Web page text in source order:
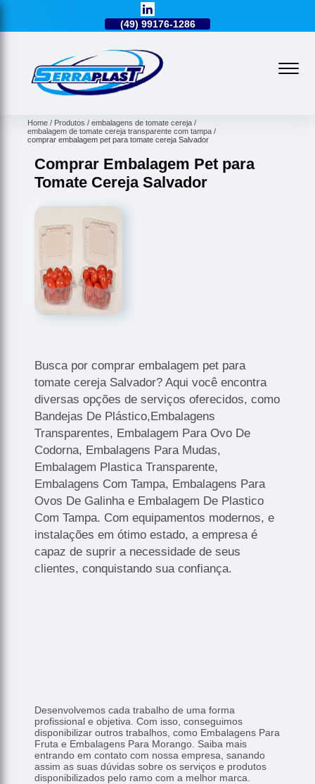
(49) 99176-1286
Home Produtos
embalagens de tomate cereja
embalagem de tomate cereja transparente com tampa
comprar embalagem pet para tomate cereja Salvador
Comprar Embalagem Pet para
Tomate Cereja Salvador
Busca por comprar embalagem pet para
tomate cereja Salvador? Aqui você encontra
diversas opções de serviços oferecidos, como
Bandejas De Plástico,Embalagens
Transparentes, Embalagem Para Ovo De
Codorna, Embalagens Para Mudas,
Embalagem Plastica Transparente,
Embalagens Com Tampa, Embalagens Para
Ovos De Galinha e Embalagem De Plastico
Com Tampa. Com equipamentos modernos, e
instalações em ótimo estado, a empresa é
capaz de suprir a necessidade de seus
clientes, conquistando sua confiança.
Desenvolvemos cada trabalho de uma forma
profissional e objetiva. Com isso, conseguimos
disponibilizar outros trabalhos, como Embalagens Para
Fruta e Embalagens Para Morango. Saiba mais
entrando em contato com nossa empresa, sanando
assim as suas dúvidas sobre os serviços e produtos
disponibilizados pelo ramo com a melhor marca.